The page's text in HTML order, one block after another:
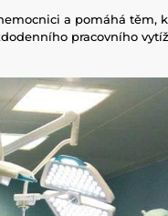
a pomáhá těm,
pracovního